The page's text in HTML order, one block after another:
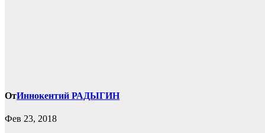
ОтИннокентий РАДЫГИН
Фев 23, 2018